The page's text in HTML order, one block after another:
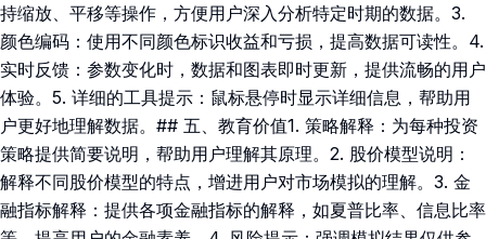
持缩放、平移等操作，方便用户深入分析特定时期的数据。3.
颜色编码：使用不同颜色标识收益和亏损，提高数据可读性。4.
实时反馈：参数变化时，数据和图表即时更新，提供流畅的用户
体验。5. 详细的工具提示：鼠标悬停时显示详细信息，帮助用
户更好地理解数据。## 五、教育价值1. 策略解释：为每种投资
策略提供简要说明，帮助用户理解其原理。2. 股价模型说明：
解释不同股价模型的特点，增进用户对市场模拟的理解。3. 金
融指标解释：提供各项金融指标的解释，如夏普比率、信息比率